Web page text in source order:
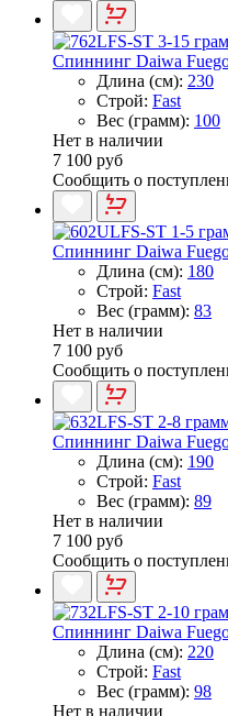
Спиннинг Daiwa
Длина (см): 230
Строй: Fast
Вес (грамм): 100
Нет в наличии
7 100 руб
Сообщить о
Спиннинг Daiwa
Длина (см): 180
Строй: Fast
Вес (грамм): 83
Нет в наличии
7 100 руб
Сообщить о
Спиннинг Daiwa
Длина (см): 190
Строй: Fast
Вес (грамм): 89
Нет в наличии
7 100 руб
Сообщить о
Спиннинг Daiwa
Длина (см): 220
Строй: Fast
Вес (грамм): 98
Нет в наличии